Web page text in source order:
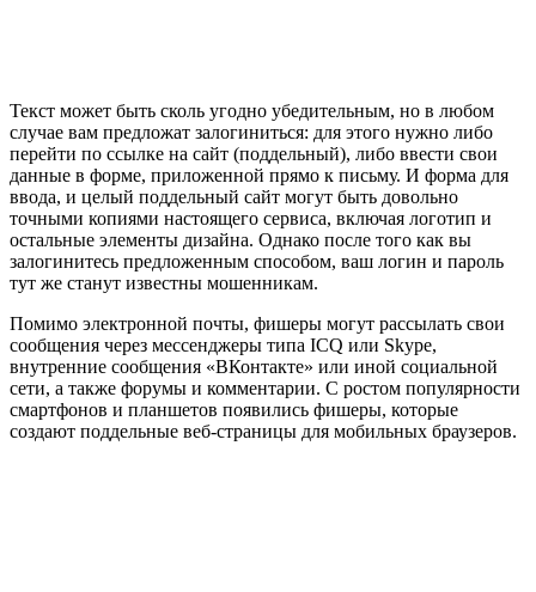
Текст может быть сколь угодно убедительным, но в любом
случае вам предложат залогиниться: для этого нужно либо
перейти по ссылке на сайт (поддельный), либо ввести свои
данные в форме, приложенной прямо к письму. И форма для
ввода, и целый поддельный сайт могут быть довольно
точными копиями настоящего сервиса, включая логотип и
остальные элементы дизайна. Однако после того как вы
залогинитесь предложенным способом, ваш логин и пароль
тут же станут известны мошенникам.
Помимо электронной почты, фишеры могут рассылать свои
сообщения через мессенджеры типа ICQ или Skype,
внутренние сообщения «ВКонтакте» или иной социальной
сети, а также форумы и комментарии. С ростом популярности
смартфонов и планшетов появились фишеры, которые
создают поддельные веб-страницы для мобильных браузеров.